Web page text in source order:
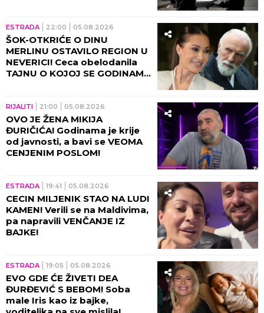
ESTRADA 22:00 05.08.2026
ŠOK-OTKRIĆE O DINU
MERLINU OSTAVILO REGION U
NEVERICI! Ceca obelodanila
TAJNU O KOJOJ SE GODINAMA
RIJALITI 21:00 05.08.2026
OVO JE ŽENA MIKIJA
ĐURIČIĆA! Godinama je krije
od javnosti, a bavi se VEOMA
CENJENIM POSLOM!
ESTRADA 19:41 05.08.2026
CECIN MILJENIK STAO NA LUDI
KAMEN! Verili se na Maldivima,
pa napravili VENČANJE IZ
BAJKE!
ESTRADA 19:05 05.08.2026
EVO GDE ĆE ŽIVETI DEA
ĐURĐEVIĆ S BEBOM! Soba
male Iris kao iz bajke,